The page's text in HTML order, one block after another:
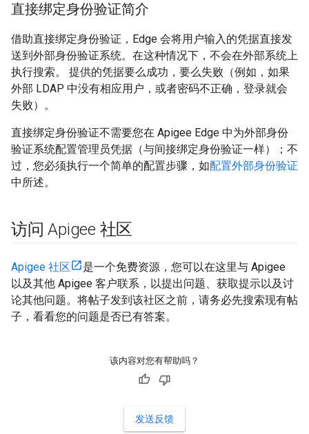
直接绑定身份验证简介
借助直接绑定身份验证，Edge 会将用户输入的凭据直接发
送到外部身份验证系统。在这种情况下，不会在外部系统上
执行搜索。 提供的凭据要么成功，要么失败（例如，如果
外部 LDAP 中没有相应用户，或者密码不正确，登录就会
失败）。
直接绑定身份验证不需要您在 Apigee Edge 中为外部身份
验证系统配置管理员凭据（与间接绑定身份验证一样）；不
过，您必须执行一个简单的配置步骤，如配置外部身份验证
中所述。
访问 Apigee 社区
Apigee 社区
是一个免费资源，您可以在这里与 Apigee
以及其他 Apigee 客户联系，以提出问题、获取提示以及讨
论其他问题。将帖子发到该社区之前，请务必先搜索现有帖
子，看看您的问题是否已有答案。
该内容对您有帮助吗？
发送反馈